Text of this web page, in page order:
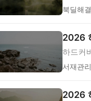
판...
북딜해
2026
하드커
서재관
2026